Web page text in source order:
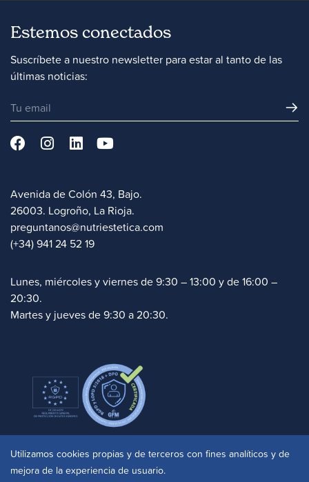
Utilizamos cookies propias y de terceros con fines analíticos y de
mejora de la experiencia de usuario.
Estemos conectados
Suscríbete a nuestro newsletter para estar al tanto de las
últimas noticias:
Avenida de Colón 43, Bajo.
26003. Logroño, La Rioja.
preguntanos@nutriestetica.com
(+34) 941 24 52 19
Lunes, miércoles y viernes de 9:30 – 13:00 y de 16:00 –
20:30.
Martes y jueves de 9:30 a 20:30.
Politica de cookies |Aviso legal |Privacidad |
Accesibilidad